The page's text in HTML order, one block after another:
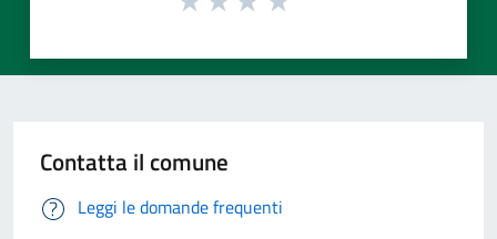
Contatta il comune
Leggi le domande frequenti